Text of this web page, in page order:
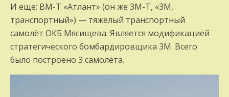
И еще: ВМ-Т «Атлант» (он же 3М-Т, «3М,
транспортный») — тяжёлый транспортный
самолёт ОКБ Мясищева. Является модификацией
стратегического бомбардировщика 3М. Всего
было построено 3 самолёта.